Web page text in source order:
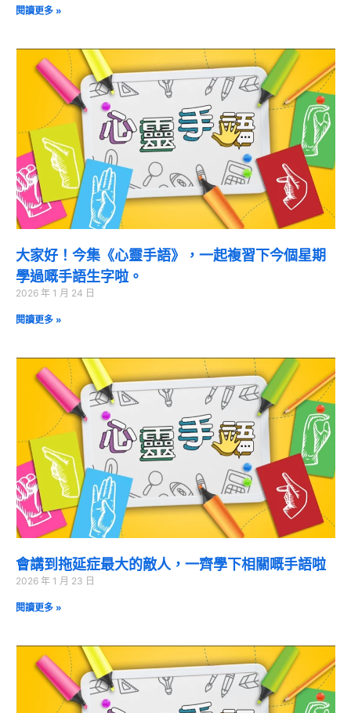
閱讀更多 »
大家好！今集《心靈手語》，一起複習下今個星期
學過嘅手語生字啦。
2026 年 1 月 24 日
閱讀更多 »
會講到拖延症最大的敵人，一齊學下相關嘅手語啦
2026 年 1 月 23 日
閱讀更多 »